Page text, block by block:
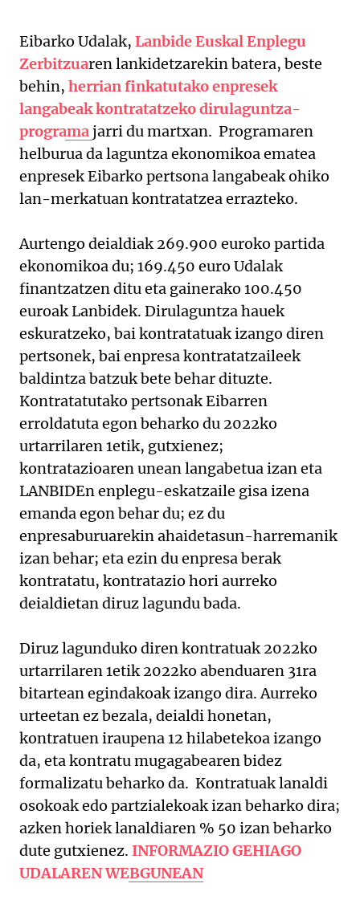
Eibarko Udalak, Lanbide Euskal Enplegu
Zerbitzuaren lankidetzarekin batera, beste
behin, herrian finkatutako enpresek
langabeak kontratatzeko dirulaguntza-
programajarri du martxan. Programaren
helburua da laguntza ekonomikoa ematea
enpresek Eibarko pertsona langabeak ohiko
lan-merkatuan kontratatzea errazteko.
Aurtengo deialdiak 269.900 euroko partida
ekonomikoa du; 169.450 euro Udalak
finantzatzen ditu eta gainerako 100.450
euroak Lanbidek. Dirulaguntza hauek
eskuratzeko, bai kontratatuak izango diren
pertsonek, bai enpresa kontratatzaileek
baldintza batzuk bete behar dituzte.
Kontratatutako pertsonak Eibarren
erroldatuta egon beharko du 2022ko
urtarrilaren 1etik, gutxienez;
kontratazioaren unean langabetua izan eta
LANBIDEn enplegu-eskatzaile gisa izena
emanda egon behar du; ez du
enpresaburuarekin ahaidetasun-harremanik
izan behar; eta ezin du enpresa berak
kontratatu, kontratazio hori aurreko
deialdietan diruz lagundu bada.
Diruz lagunduko diren kontratuak 2022ko
urtarrilaren 1etik 2022ko abenduaren 31ra
bitartean egindakoak izango dira. Aurreko
urteetan ez bezala, deialdi honetan,
kontratuen iraupena 12 hilabetekoa izango
da, eta kontratu mugagabearen bidez
formalizatu beharko da. Kontratuak lanaldi
osokoak edo partzialekoak izan beharko dira;
azken horiek lanaldiaren % 50 izan beharko
dute gutxienez. INFORMAZIO GEHIAGO
UDALAREN WEBGUNEAN